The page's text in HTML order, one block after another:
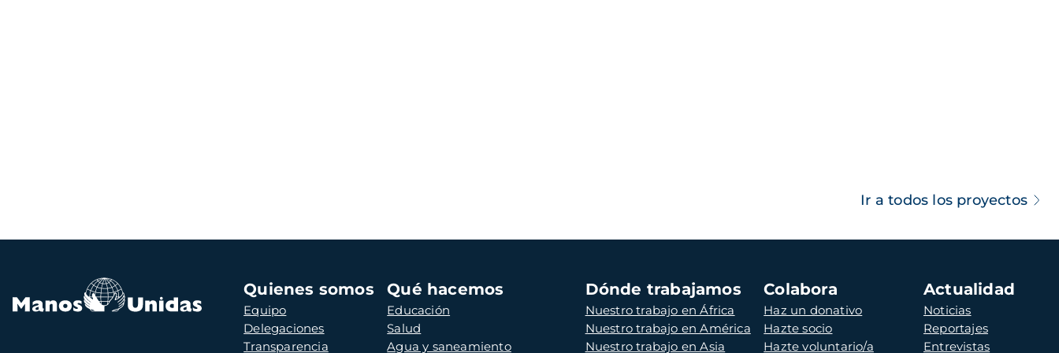
Ir a todos los proyectos
Navegación
principal
Quienes somos
Equipo
Delegaciones
Transparencia
Qué hacemos
Educación
Salud
Agua y saneamiento
Dónde trabajamos
Nuestro trabajo en África
Nuestro trabajo en América
Nuestro trabajo en Asia
Colabora
Haz un donativo
Hazte socio
Hazte voluntario/a
Actualidad
Noticias
Reportajes
Entrevistas